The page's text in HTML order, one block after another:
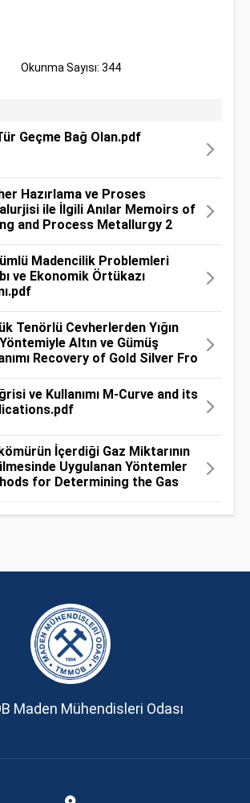
Okunma Sayısı: 344
Geçme Bağ Olan.pdf
Hazırlama ve Proses
ile İlgili Anılar Memoirs of
and Process Metallurgy 2
Madencilik Problemleri
ve Ekonomik Örtükazı
Tenörlü Cevherlerden Yığın
Altın ve Gümüş
Recovery of Gold Silver Fro
ve Kullanımı M-Curve and its
İçerdiği Gaz Miktarının
Uygulanan Yöntemler
for Determining the Gas
Maden Mühendisleri Odası